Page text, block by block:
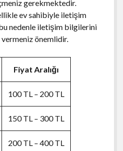
gerekmektedir.
ev sahibiyle iletişim
nedenle iletişim bilgilerini
önemlidir.
Fiyat Aralığı
100 TL – 200 TL
150 TL – 300 TL
200 TL – 400 TL